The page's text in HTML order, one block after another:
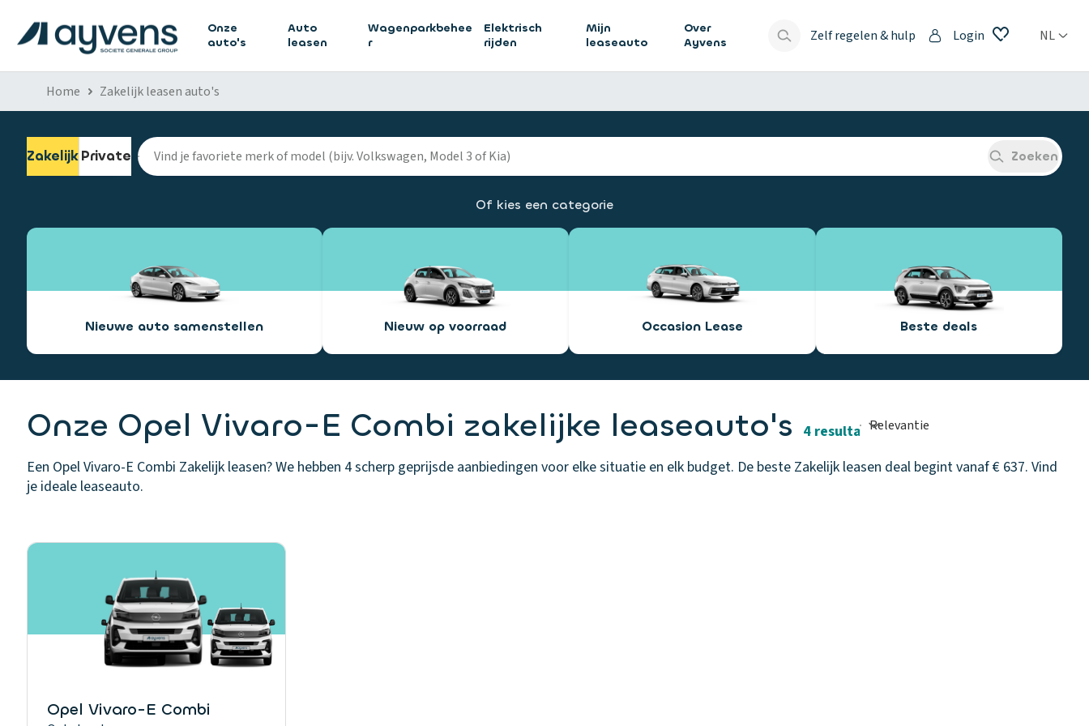
Onze
auto's
Auto
leasen
Wagenparkbehee
r
Elektrisch
rijden
Mijn
leaseauto
Over
Ayvens
Zelf regelen & hulp Login NL
Home Zakelijk leasen auto's
ZakelijkPrivate Zoeken
Of kies een categorie
Nieuwe auto samenstellen Nieuw op voorraad Occasion Lease Beste deals
Onze Opel Vivaro-E Combi zakelijke leaseauto's 4 resultaten
Een Opel Vivaro-E Combi Zakelijk leasen? We hebben 4 scherp geprijsde aanbiedingen voor elke situatie en elk budget. De beste Zakelijk leasen deal begint vanaf € 637. Vind
je ideale leaseauto.
Opel Vivaro-E Combi